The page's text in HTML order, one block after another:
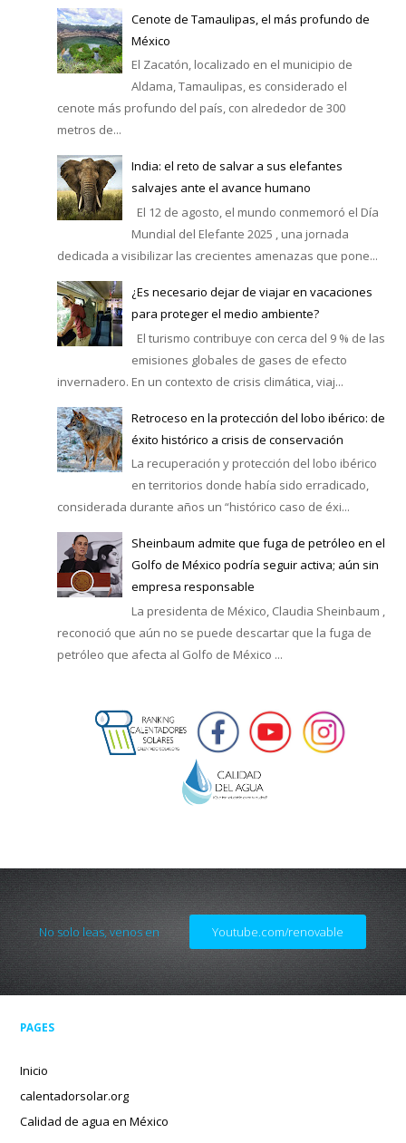
Cenote de Tamaulipas, el más profundo de
México
El Zacatón, localizado en el municipio de
Aldama, Tamaulipas, es considerado el
cenote más profundo del país, con alrededor de 300
metros de...
India: el reto de salvar a sus elefantes
salvajes ante el avance humano
El 12 de agosto, el mundo conmemoró el Día
Mundial del Elefante 2025 , una jornada
dedicada a visibilizar las crecientes amenazas que pone...
¿Es necesario dejar de viajar en vacaciones
para proteger el medio ambiente?
El turismo contribuye con cerca del 9 % de las
emisiones globales de gases de efecto
invernadero. En un contexto de crisis climática, viaj...
Retroceso en la protección del lobo ibérico: de
éxito histórico a crisis de conservación
La recuperación y protección del lobo ibérico
en territorios donde había sido erradicado,
considerada durante años un “histórico caso de éxi...
Sheinbaum admite que fuga de petróleo en el
Golfo de México podría seguir activa; aún sin
empresa responsable
La presidenta de México, Claudia Sheinbaum ,
reconoció que aún no se puede descartar que la fuga de
petróleo que afecta al Golfo de México ...
No solo leas, venos en Youtube.com/renovable
PAGES
Inicio
calentadorsolar.org
Calidad de agua en México